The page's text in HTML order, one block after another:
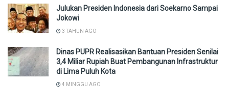
Julukan Presiden Indonesia dari Soekarno Sampai
Jokowi
3 TAHUN AGO
Dinas PUPR Realisasikan Bantuan Presiden Senilai
3,4 Miliar Rupiah Buat Pembangunan Infrastruktur
di Lima Puluh Kota
4 MINGGU AGO